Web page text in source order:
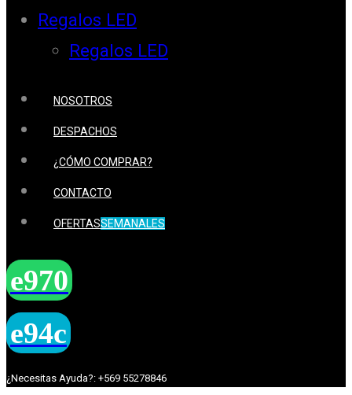
Regalos LED
Regalos LED
NOSOTROS
DESPACHOS
¿CÓMO COMPRAR?
CONTACTO
OFERTASSEMANALES
¿Necesitas Ayuda?: +569 55278846